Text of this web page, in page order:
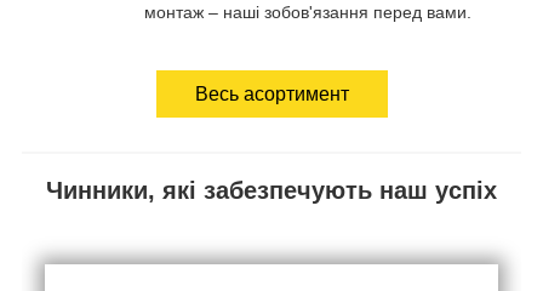
монтаж – наші зобов'язання перед вами.
Весь асортимент
Чинники, які забезпечують наш успіх